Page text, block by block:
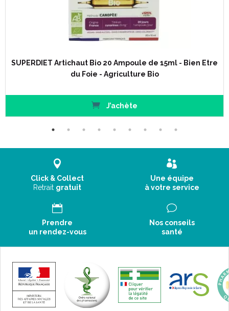
Valeur énergétique
Protéines 4,5 g
Fibres alimentaires
Sodium 0.52 g
Code ACL : 6202495
Code EAN : 3401562024959
SUPERDIET Artichaut Bio 20 Ampoule de 15ml - Bien Etre
du Foie - Agriculture Bio
J’achète
Click & Collect
Retrait gratuit
Une équipe
à votre service
Prendre
un rendez-vous
Nos conseils
santé